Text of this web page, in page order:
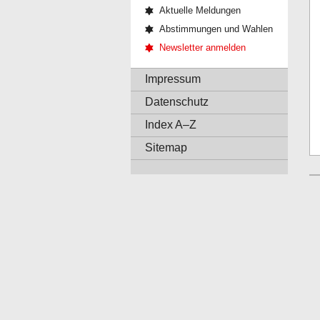
Aktuelle Meldungen
Abstimmungen und Wahlen
Newsletter anmelden
Impressum
Datenschutz
Index A–Z
Sitemap